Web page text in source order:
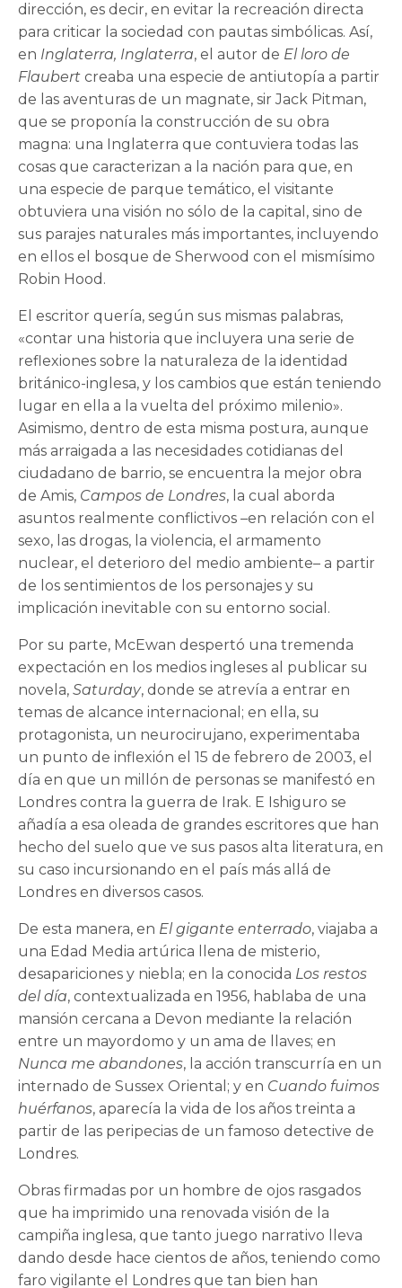
dirección, es decir, en evitar la recreación directa
para criticar la sociedad con pautas simbólicas. Así,
en Inglaterra, Inglaterra, el autor de El loro de
Flaubert creaba una especie de antiutopía a partir
de las aventuras de un magnate, sir Jack Pitman,
que se proponía la construcción de su obra
magna: una Inglaterra que contuviera todas las
cosas que caracterizan a la nación para que, en
una especie de parque temático, el visitante
obtuviera una visión no sólo de la capital, sino de
sus parajes naturales más importantes, incluyendo
en ellos el bosque de Sherwood con el mismísimo
Robin Hood.
El escritor quería, según sus mismas palabras,
«contar una historia que incluyera una serie de
reflexiones sobre la naturaleza de la identidad
británico-inglesa, y los cambios que están teniendo
lugar en ella a la vuelta del próximo milenio».
Asimismo, dentro de esta misma postura, aunque
más arraigada a las necesidades cotidianas del
ciudadano de barrio, se encuentra la mejor obra
de Amis, Campos de Londres, la cual aborda
asuntos realmente conflictivos –en relación con el
sexo, las drogas, la violencia, el armamento
nuclear, el deterioro del medio ambiente– a partir
de los sentimientos de los personajes y su
implicación inevitable con su entorno social.
Por su parte, McEwan despertó una tremenda
expectación en los medios ingleses al publicar su
novela,Saturday, donde se atrevía a entrar en
temas de alcance internacional; en ella, su
protagonista, un neurocirujano, experimentaba
un punto de inflexión el 15 de febrero de 2003, el
día en que un millón de personas se manifestó en
Londres contra la guerra de Irak. E Ishiguro se
añadía a esa oleada de grandes escritores que han
hecho del suelo que ve sus pasos alta literatura, en
su caso incursionando en el país más allá de
Londres en diversos casos.
De esta manera, en El gigante enterrado, viajaba a
una Edad Media artúrica llena de misterio,
desapariciones y niebla; en la conocida Los restos
del día, contextualizada en 1956, hablaba de una
mansión cercana a Devon mediante la relación
entre un mayordomo y un ama de llaves; en
Nunca me abandones, la acción transcurría en un
internado de Sussex Oriental; y en Cuando fuimos
huérfanos, aparecía la vida de los años treinta a
partir de las peripecias de un famoso detective de
Londres.
Obras firmadas por un hombre de ojos rasgados
que ha imprimido una renovada visión de la
campiña inglesa, que tanto juego narrativo lleva
dando desde hace cientos de años, teniendo como
faro vigilante el Londres que tan bien han